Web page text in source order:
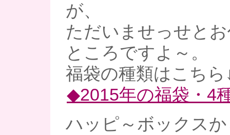
が、
ただいませっせと
ところですよ～。
福袋の種類はこちら
◆2015年の福袋・4
ハッピ～ボックス